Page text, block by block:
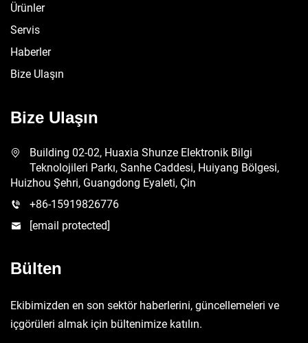
Ürünler
Servis
Haberler
Bize Ulaşın
Bize Ulaşın
Building 02-02, Huaxia Shunze Elektronik Bilgi
Teknolojileri Parkı, Sanhe Caddesi, Huiyang Bölgesi,
Huizhou Şehri, Guangdong Eyaleti, Çin
+86-15919826776
[email protected]
Bülten
Ekibimizden en son sektör haberlerini, güncellemeleri ve
içgörüleri almak için bültenimize katılın.